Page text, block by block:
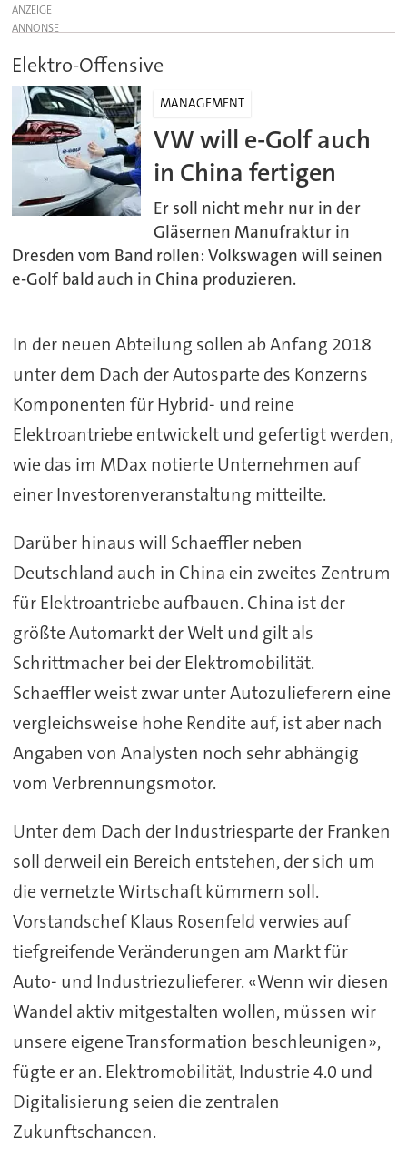
ANZEIGE
Elektro-Offensive
MANAGEMENT
VW will e-Golf auch
in China fertigen
Er soll nicht mehr nur in der
Gläsernen Manufraktur in
Dresden vom Band rollen: Volkswagen will seinen
e-Golf bald auch in China produzieren.
In der neuen Abteilung sollen ab Anfang 2018
unter dem Dach der Autosparte des Konzerns
Komponenten für Hybrid- und reine
Elektroantriebe entwickelt und gefertigt werden,
wie das im MDax notierte Unternehmen auf
einer Investorenveranstaltung mitteilte.
Darüber hinaus will Schaeffler neben
Deutschland auch in China ein zweites Zentrum
für Elektroantriebe aufbauen. China ist der
größte Automarkt der Welt und gilt als
Schrittmacher bei der Elektromobilität.
Schaeffler weist zwar unter Autozulieferern eine
vergleichsweise hohe Rendite auf, ist aber nach
Angaben von Analysten noch sehr abhängig
vom Verbrennungsmotor.
Unter dem Dach der Industriesparte der Franken
soll derweil ein Bereich entstehen, der sich um
die vernetzte Wirtschaft kümmern soll.
Vorstandschef Klaus Rosenfeld verwies auf
tiefgreifende Veränderungen am Markt für
Auto- und Industriezulieferer. «Wenn wir diesen
Wandel aktiv mitgestalten wollen, müssen wir
unsere eigene Transformation beschleunigen»,
fügte er an. Elektromobilität, Industrie 4.0 und
Digitalisierung seien die zentralen
Zukunftschancen.